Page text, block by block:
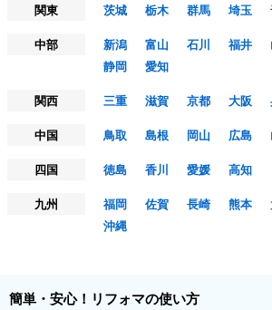
関東
茨城 栃木 群馬 埼玉
中部
新潟 富山 石川 福井
静岡
愛知
関西
三重 滋賀 京都 大阪
中国
鳥取 島根 岡山 広島
四国
徳島 香川 愛媛
高知
九州
福岡 佐賀 長崎 熊本
沖縄
簡単・安心！リフォマの使い方